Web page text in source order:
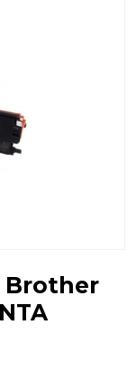
Brother